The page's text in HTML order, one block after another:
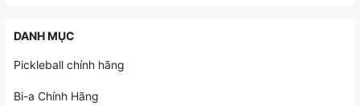
DANH MỤC
Pickleball chính hãng
Bi-a Chính Hãng